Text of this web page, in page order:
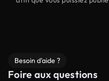
Besoin d'aide ?
Foire aux questions